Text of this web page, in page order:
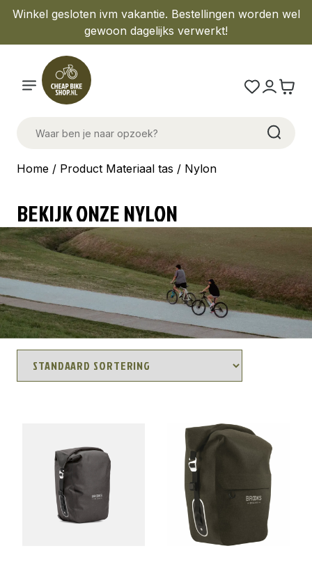
Winkel gesloten ivm vakantie. Bestellingen worden wel
gewoon dagelijks verwerkt!
Home / Product Materiaal tas / Nylon
BEKIJK ONZE NYLON